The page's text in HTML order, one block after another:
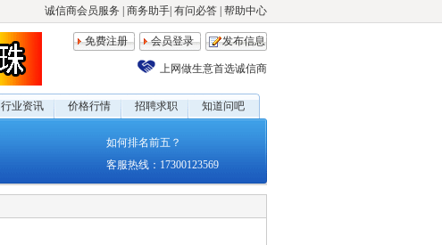
诚信商会员服务 商务助手 有问必答 帮助中心
免费注册 会员登录 发布信息
上网做生意首选诚信商
行业资讯 价格行情 招聘求职 知道问吧
如何排名前五？
客服热线：17300123569